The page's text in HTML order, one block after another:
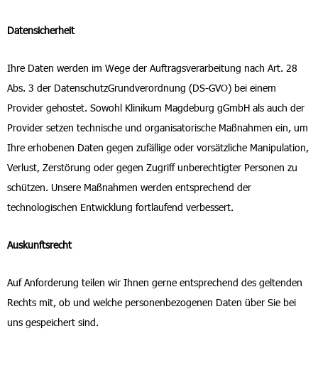
Datensicherheit
Ihre Daten werden im Wege der Auftragsverarbeitung nach Art. 28
Abs. 3 der DatenschutzGrundverordnung (DS-GVO) bei einem
Provider gehostet. Sowohl Klinikum Magdeburg gGmbH als auch der
Provider setzen technische und organisatorische Maßnahmen ein, um
Ihre erhobenen Daten gegen zufällige oder vorsätzliche Manipulation,
Verlust, Zerstörung oder gegen Zugriff unberechtigter Personen zu
schützen. Unsere Maßnahmen werden entsprechend der
technologischen Entwicklung fortlaufend verbessert.
Auskunftsrecht
Auf Anforderung teilen wir Ihnen gerne entsprechend des geltenden
Rechts mit, ob und welche personenbezogenen Daten über Sie bei
uns gespeichert sind.